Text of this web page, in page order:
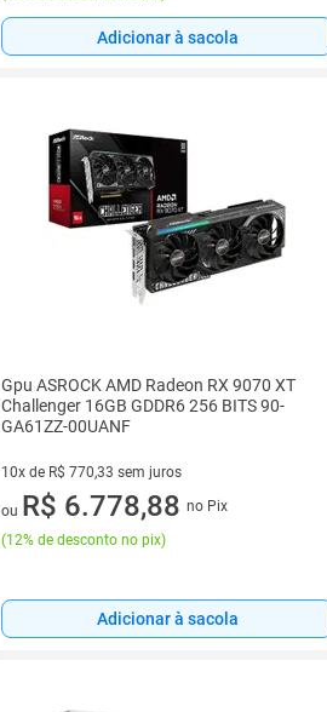
Adicionar à sacola
Gpu ASROCK AMD Radeon RX 9070 XT
Challenger 16GB GDDR6 256 BITS 90-
GA61ZZ-00UANF
10x de R$ 770,33 sem juros
10 vez de R$ 770,33 sem juros
ou R$ 6.778,88 no Pix
(12% de desconto no pix)
Adicionar à sacola